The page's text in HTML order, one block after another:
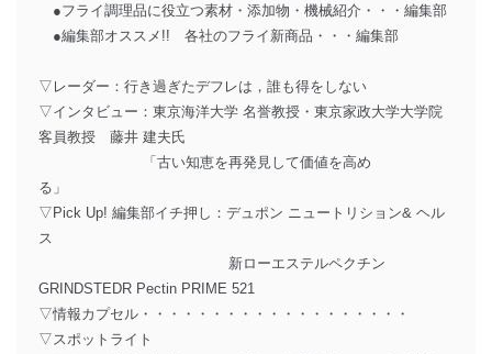
●フライ調理品に役立つ素材・添加物・機械紹介・・・編集部
●編集部オススメ!! 各社のフライ新商品・・・編集部
▽レーダー：行き過ぎたデフレは，誰も得をしない
▽インタビュー：東京海洋大学 名誉教授・東京家政大学大学院
客員教授 藤井 建夫氏
「古い知恵を再発見して価値を高め
る」
▽Pick Up! 編集部イチ押し：デュポン ニュートリション& ヘル
ス
新ローエステルペクチン
GRINDSTEDR Pectin PRIME 521
▽情報カプセル・・・・・・・・・・・・・・・・・・・
▽スポットライト